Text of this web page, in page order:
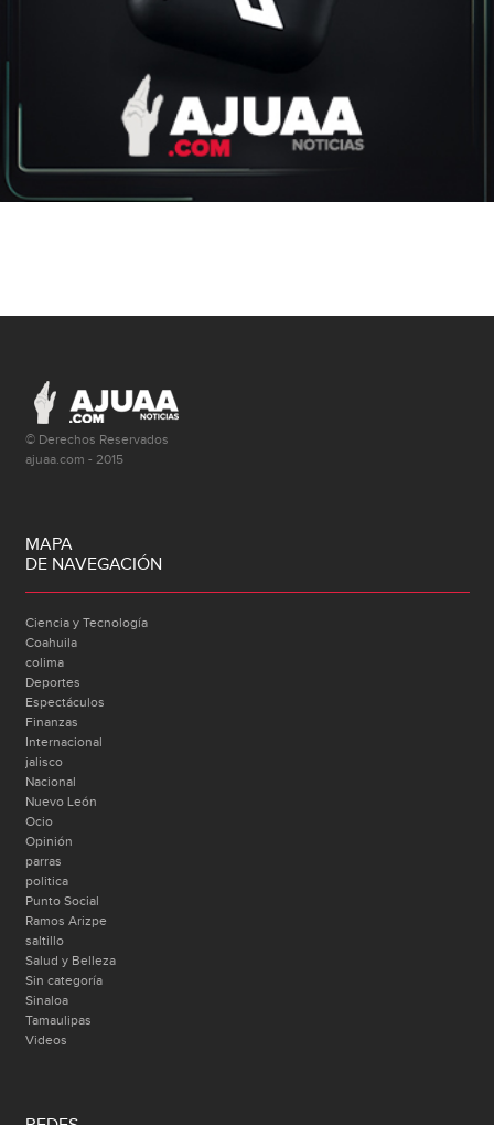
© Derechos Reservados
ajuaa.com - 2015
MAPA
DE NAVEGACIÓN
Ciencia y Tecnología
Coahuila
colima
Deportes
Espectáculos
Finanzas
Internacional
jalisco
Nacional
Nuevo León
Ocio
Opinión
parras
politica
Punto Social
Ramos Arizpe
saltillo
Salud y Belleza
Sin categoría
Sinaloa
Tamaulipas
Videos